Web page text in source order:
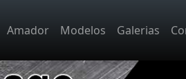
Amador Modelos Galerias